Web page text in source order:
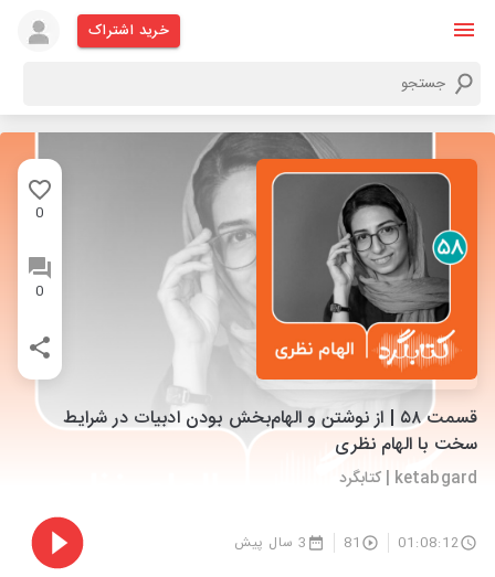
خرید اشتراک
0
0
قسمت ۵۸ | از نوشتن و الهام‌بخش بودن ادبیات در شرایط
سخت با الهام نظری
ketabgard | کتابگرد
01:08:12
81 3 سال پیش